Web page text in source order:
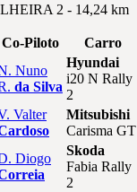
2 - 14,24 km
Co-Piloto Carro
Nuno
da Silva
Hyundai
i20 N Rally
2
Valter
Mitsubishi
Carisma GT
Diogo
Skoda
Fabia Rally
2